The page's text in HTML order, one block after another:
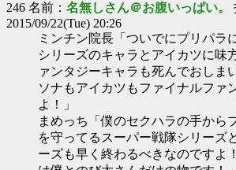
246 名前： 名無しさん＠お腹いっぱい。
2015/09/22(Tue) 20:26
ミンチン院長「ついでにプリパラ
シリーズのキャラとアイカツに味
ァンタジーキャラも死んでおしま
ソナもアイカツもファイナルファ
よ！」
まめっち「僕のセクハラの手から
を守ってるスーパー戦隊シリーズ
ーズも早く終わるべきなのですよ